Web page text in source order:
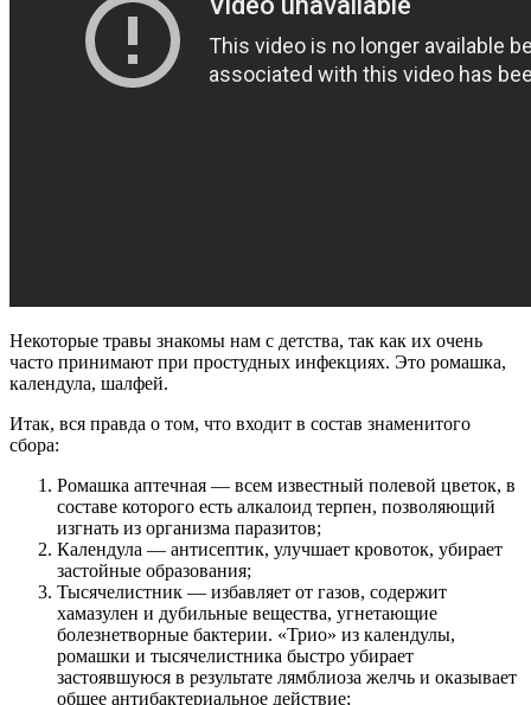
Некоторые травы знакомы нам с детства, так как их очень
часто принимают при простудных инфекциях. Это ромашка,
календула, шалфей.
Итак, вся правда о том, что входит в состав знаменитого
сбора:
Ромашка аптечная — всем известный полевой цветок, в
составе которого есть алкалоид терпен, позволяющий
изгнать из организма паразитов;
Календула — антисептик, улучшает кровоток, убирает
застойные образования;
Тысячелистник — избавляет от газов, содержит
хамазулен и дубильные вещества, угнетающие
болезнетворные бактерии. «Трио» из календулы,
ромашки и тысячелистника быстро убирает
застоявшуюся в результате лямблиоза желчь и оказывает
общее антибактериальное действие;